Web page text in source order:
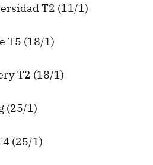
T2 (11/1)
T5 (18/1)
T2 (18/1)
(25/1)
(25/1)